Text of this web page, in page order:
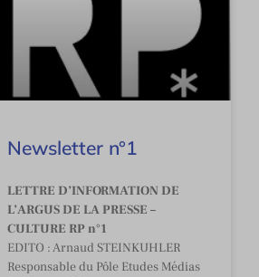
Newsletter n°1
LETTRE D’INFORMATION DE
L’ARGUS DE LA PRESSE –
CULTURE RP n°1
EDITO : Arnaud STEINKUHLER
Responsable du Pôle Etudes Médias